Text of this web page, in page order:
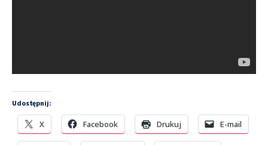
Udostępnij:
X Facebook Drukuj E-mail